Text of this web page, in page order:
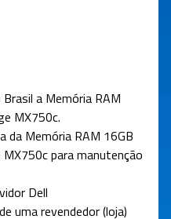
a Memória RAM
MX750c.
da Memória RAM 16GB
para manutenção
Dell
uma revendedor (loja)